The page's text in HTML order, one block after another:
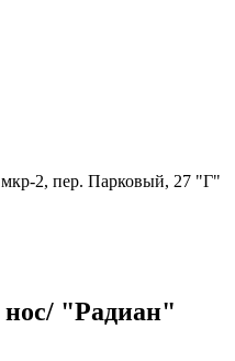
2, пер. Парковый, 27 "Г"
нос/ "Радиан"